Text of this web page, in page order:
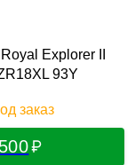
Explorer II
93Y
заказ